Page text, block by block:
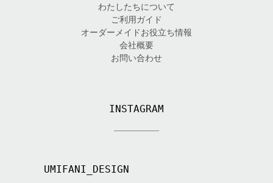
わたしたちについて
ご利用ガイド
オーダーメイドお役立ち情報
会社概要
お問い合わせ
INSTAGRAM
UMIFANI_DESIGN